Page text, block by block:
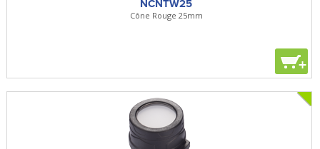
NCNTW25
Cône Rouge 25mm
+